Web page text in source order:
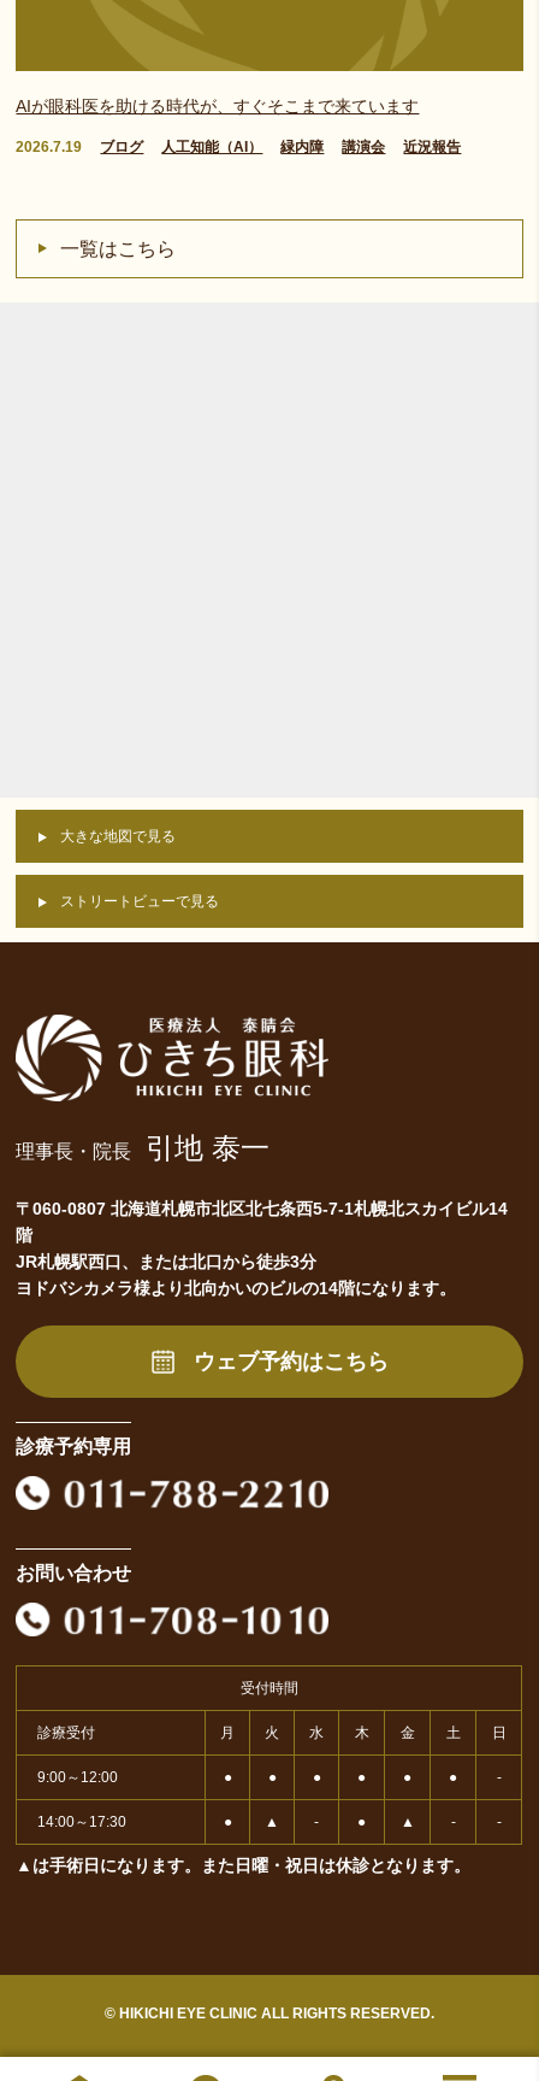
AIが眼科医を助ける時代が、すぐそこまで来ています
2026.7.19 ブログ 人工知能（AI） 緑内障 講演会 近況報告
一覧はこちら
大きな地図で見る
ストリートビューで見る
理事長・院長 引地 泰一
〒060-0807 北海道札幌市北区北七条西5-7-1札幌北スカイビル14
階
JR札幌駅西口、または北口から徒歩3分
ヨドバシカメラ様より北向かいのビルの14階になります。
ウェブ予約はこちら
診療予約専用
お問い合わせ
受付時間
診療受付 月 火 水 木 金 土 日
9:00～12:00 ● ● ● ● ● ● -
14:00～17:30 ● ▲ - ● ▲ - -
▲は手術日になります。また日曜・祝日は休診となります。
© HIKICHI EYE CLINIC ALL RIGHTS RESERVED.